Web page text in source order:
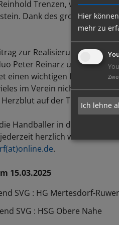
Trenzen, vom Team
Dank des großzügigen
zur Realisierung des
Peter Reinarz und Marina
einen wichtigen Beitrag zur
im Verein nicht möglich.
auf der Tribüne
Handballer in die Zukunft;
herzlich
.
15.03.2025
SVG : HG Mertesdorf-
SVG : HSG Obere Nahe
Hier
mehr zu
Ich lehne